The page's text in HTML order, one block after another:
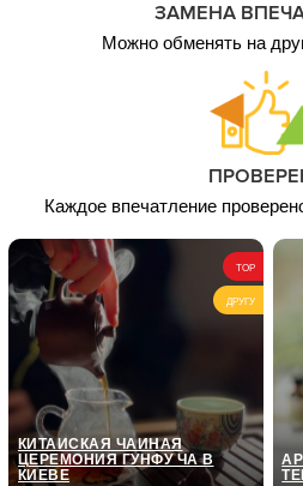
ЗАМЕНА
Можно обменять на
Каждое впечатление
TOP
ДРУГУ
КИТАЙСКАЯ ЧАЙНАЯ
ЦЕРЕМОНИЯ ГУНФУ ЧА В
КИЕВЕ